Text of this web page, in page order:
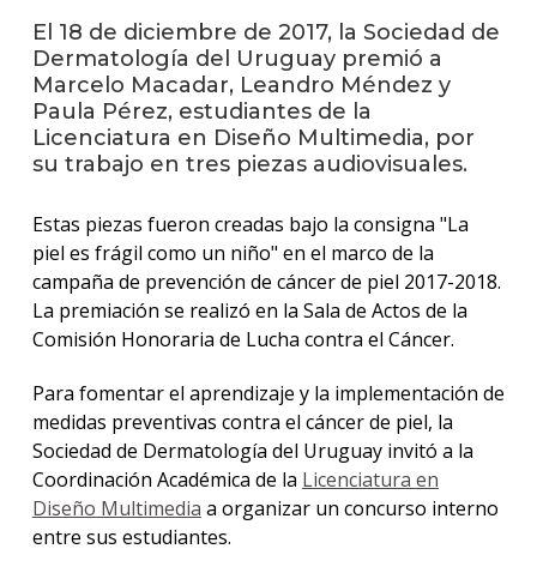
Blog
El 18 de diciembre de 2017, la Sociedad de
Dermatología del Uruguay premió a
Marcelo Macadar, Leandro Méndez y
Paula Pérez, estudiantes de la
Licenciatura en Diseño Multimedia, por
su trabajo en tres piezas audiovisuales.
Estas piezas fueron creadas bajo la consigna "La
piel es frágil como un niño" en el marco de la
campaña de prevención de cáncer de piel 2017-2018.
La premiación se realizó en la Sala de Actos de la
Comisión Honoraria de Lucha contra el Cáncer.
Para fomentar el aprendizaje y la implementación de
medidas preventivas contra el cáncer de piel, la
Sociedad de Dermatología del Uruguay invitó a la
Coordinación Académica de la Licenciatura en
Diseño Multimedia a organizar un concurso interno
entre sus estudiantes.